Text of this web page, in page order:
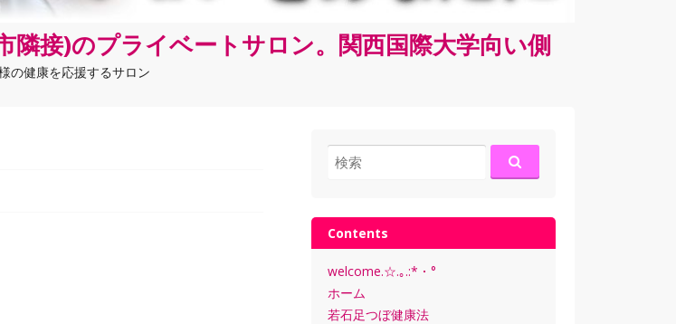
隣接)のプライベートサロン。関西国際大学向い側
の健康を応援するサロン
検
索:
Contents
welcome.☆.｡.:*・°
ホーム
若石足つぼ健康法